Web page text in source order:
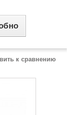
к сравнению